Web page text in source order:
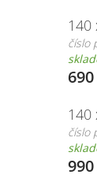
140
číslo
140
číslo